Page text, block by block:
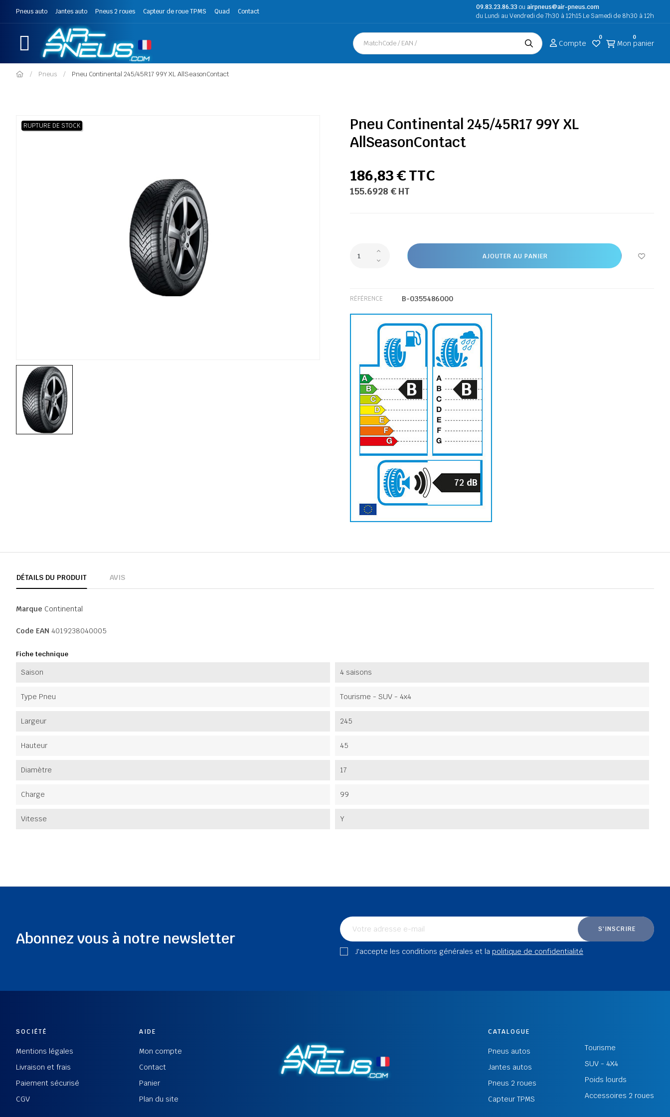
Pneus auto Jantes auto Pneus 2 roues Capteur de roue TPMS Quad Contact
09.83.23.86.33ou airpneus@air-pneus.com
du Lundi au Vendredi de 7h30 à 12h15 Le Samedi de 8h30 à 12h
Compte
0
Mon panier
0
Pneus Pneu Continental 245/45R17 99Y XL AllSeasonContact
RUPTURE DE STOCK
Pneu Continental 245/45R17 99Y XL
AllSeasonContact
186,83 € TTC
155.6928 € HT
AJOUTER AU PANIER
RÉFÉRENCE B-0355486000
B B
72 dB
DÉTAILS DU PRODUIT AVIS
Marque Continental
Code EAN 4019238040005
Fiche technique
Saison 4 saisons
Type Pneu Tourisme - SUV - 4x4
Largeur 245
Hauteur 45
Diamètre 17
Charge 99
Vitesse Y
Abonnez vous à notre newsletter
S'INSCRIRE
J'accepte les conditions générales et la politique de confidentialité
SOCIÉTÉ
Mentions légales
Livraison et frais
Paiement sécurisé
CGV
AIDE
Mon compte
Contact
Panier
Plan du site
CATALOGUE
Pneus autos
Jantes autos
Pneus 2 roues
Capteur TPMS
Tourisme
SUV - 4X4
Poids lourds
Accessoires 2 roues